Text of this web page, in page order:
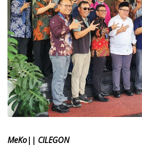
MeKo|| CILEGON